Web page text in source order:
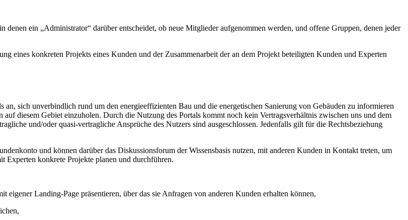
denen ein „Administrator“ darüber entscheidet, ob neue Mitglieder aufgenommen werden, und offene Gruppen, denen jeder
eines konkreten Projekts eines Kunden und der Zusammenarbeit der an dem Projekt beteiligten Kunden und Experten
an, sich unverbindlich rund um den energieeffizienten Bau und die energetischen Sanierung von Gebäuden zu informieren
diesem Gebiet einzuholen. Durch die Nutzung des Portals kommt noch kein Vertragsverhältnis zwischen uns und dem
und/oder quasi-vertragliche Ansprüche des Nutzers sind ausgeschlossen. Jedenfalls gilt für die Rechtsbeziehung
und können darüber das Diskussionsforum der Wissensbasis nutzen, mit anderen Kunden in Kontakt treten, um
Experten konkrete Projekte planen und durchführen.
Landing-Page präsentieren, über das sie Anfragen von anderen Kunden erhalten können,